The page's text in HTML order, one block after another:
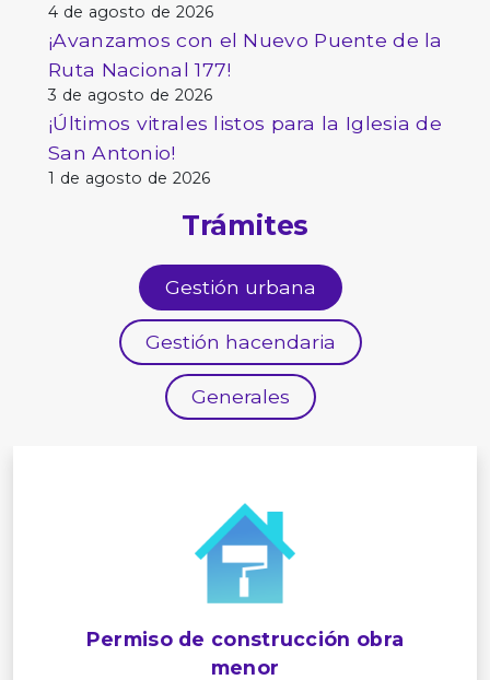
4 de agosto de 2026
¡Avanzamos con el Nuevo Puente de la
Ruta Nacional 177!
3 de agosto de 2026
¡Últimos vitrales listos para la Iglesia de
San Antonio!
1 de agosto de 2026
Trámites
Gestión urbana
Gestión hacendaria
Generales
Permiso de construcción obra
menor